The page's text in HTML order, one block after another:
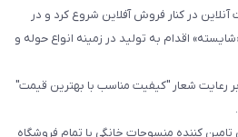
در کنار فروش آفلاین شروع کرد و در
اقدام به تولید در زمینه انواع حوله و
رعایت شعار "کیفیت مناسب با بهترین قیمت"
کننده منسوجات خانگی با تمام فروشگاه